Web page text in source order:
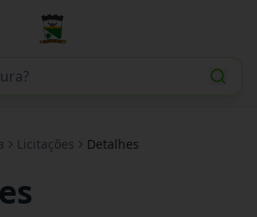
Licitações Detalhes